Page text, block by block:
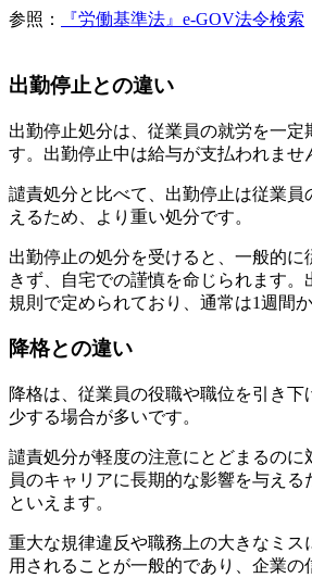
参照： 『労働基準法』e-GOV法令検索
出勤停止との違い
出勤停止処分は、従業員の就労を一定
す。出勤停止中は給与が支払われませ
譴責処分と比べて、出勤停止は従業員
えるため、より重い処分です。
出勤停止の処分を受けると、一般的に
きず、自宅での謹慎を命じられます。
規則で定められており、通常は1週間
降格との違い
降格は、従業員の役職や職位を引き
少する場合が多いです。
譴責処分が軽度の注意にとどまるのに
員のキャリアに長期的な影響を与える
といえます。
重大な規律違反や職務上の大きなミス
用されることが一般的であり、企業